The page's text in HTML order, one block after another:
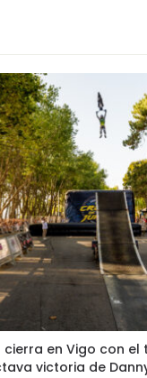
cierra en Vigo con el
victoria de